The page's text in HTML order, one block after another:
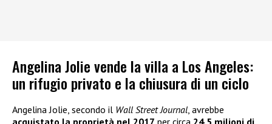
Angelina Jolie vende la villa a Los Angeles:
un rifugio privato e la chiusura di un ciclo
Angelina Jolie, secondo il Wall Street Journal , avrebbe
acquistato la proprietà nel 2017 per circa 24,5 milioni di